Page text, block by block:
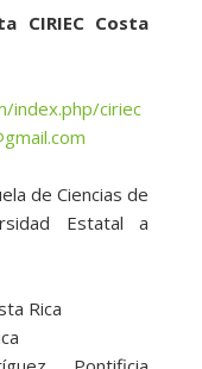
CIRIEC Costa
index.php/ciriec
de Ciencias de
Estatal a
Rica